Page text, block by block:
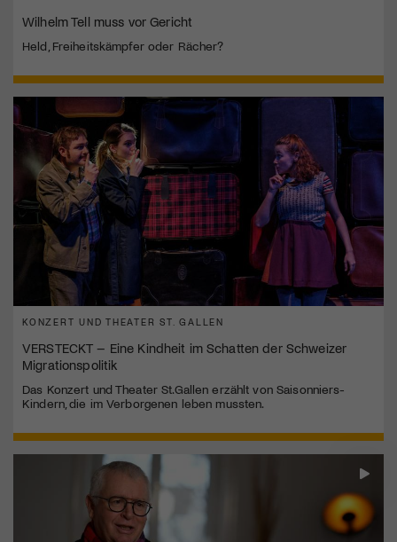
Wilhelm Tell muss vor Gericht
Held, Freiheitskämpfer oder Rächer?
KONZERT UND THEATER ST. GALLEN
VERSTECKT – Eine Kindheit im Schatten der Schweizer
Migrationspolitik
Das Konzert und Theater St.Gallen erzählt von Saisonniers-
Kindern, die im Verborgenen leben mussten.